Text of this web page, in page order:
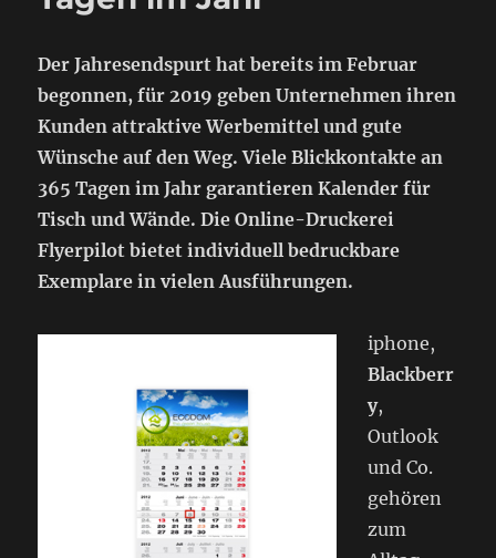
Der Jahresendspurt hat bereits im Februar
begonnen, für 2019 geben Unternehmen ihren
Kunden attraktive Werbemittel und gute
Wünsche auf den Weg. Viele Blickkontakte an
365 Tagen im Jahr garantieren Kalender für
Tisch und Wände. Die Online-Druckerei
Flyerpilot bietet individuell bedruckbare
Exemplare in vielen Ausführungen.
iphone,
Blackberr
y,
Outlook
und Co.
gehören
zum